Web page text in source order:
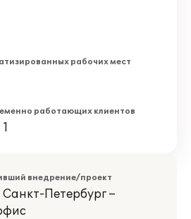
рабочих мест
работающих клиентов
внедрение/проект
Петербург –